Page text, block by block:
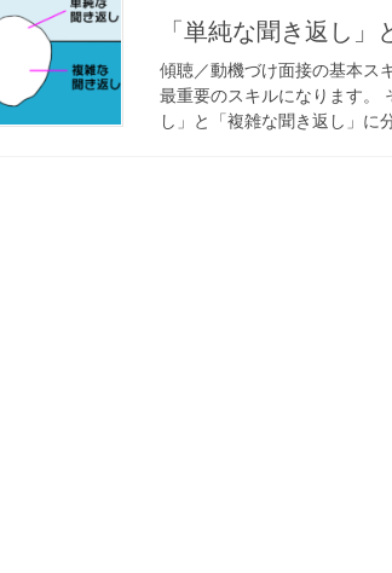
「単純な聞き返し」
傾聴／動機づけ面接の基本ス
最重要のスキルになります。
し」と「複雑な聞き返し」